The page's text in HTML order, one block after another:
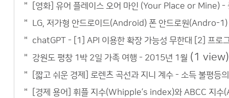
[영화] 유어 플레이스 오어 마인 (Your Place or Mine) -
LG, 저가형 안드로이드(Android) 폰 안드로원(Andro-1)
chatGPT - [1] API 이용한 확장 가능성 무한대 [2] 프로
강원도 평창 1박 2일 가족 여행 - 2015년 1월 (1 view)
[짧고 쉬운 경제] 로렌츠 곡선과 지니 계수 - 소득 불평등
[경제 용어] 휘플 지수(Whipple’s index)와 ABCC 지수